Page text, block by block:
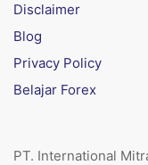
Disclaimer
Blog
Privacy Policy
Belajar Forex
PT. International